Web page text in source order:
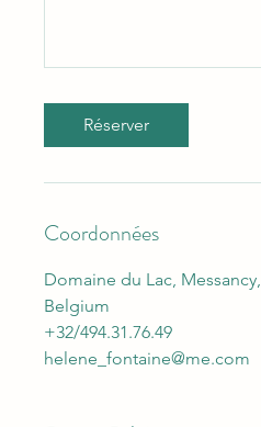
Réserver
Coordonnées
Domaine du Lac, Messancy,
Belgium
+32/494.31.76.49
helene_fontaine@me.com